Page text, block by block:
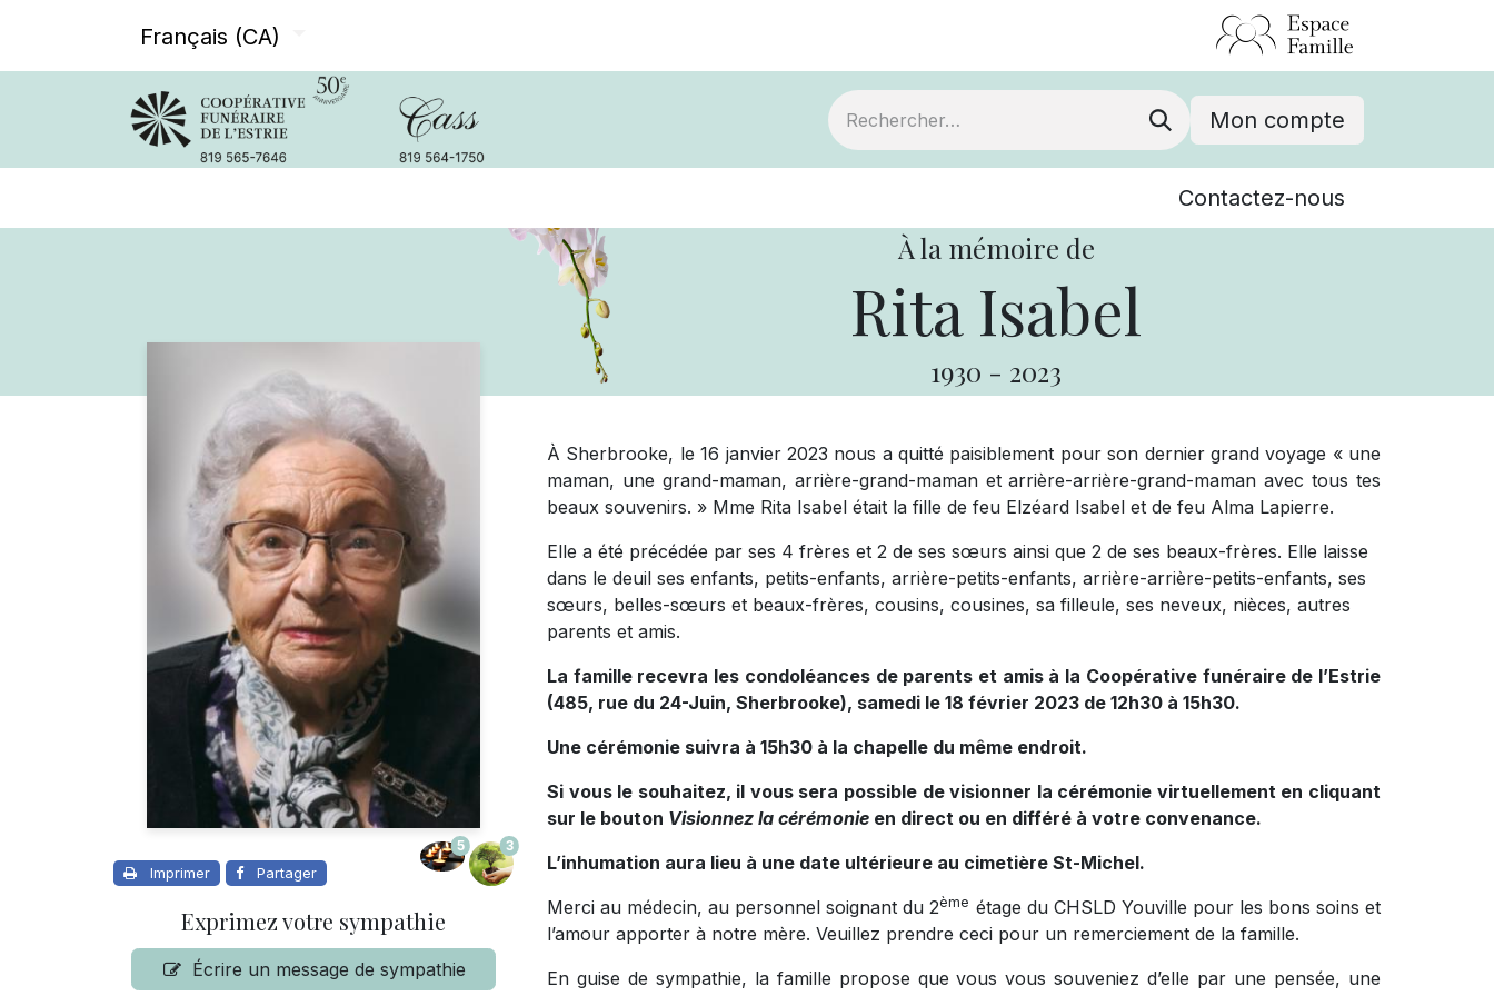
Français (CA)
Mon compte
Événements
Contactez-nous
À la mémoire de
Rita Isabel
1930 - 2023
Imprimer Partager
5 3
Exprimez votre sympathie
Écrire un message de sympathie
À Sherbrooke, le 16 janvier 2023 nous a quitté paisiblement pour son dernier grand voyage « une
maman, une grand-maman, arrière-grand-maman et arrière-arrière-grand-maman avec tous tes
beaux souvenirs. » Mme Rita Isabel était la fille de feu Elzéard Isabel et de feu Alma Lapierre.
Elle a été précédée par ses 4 frères et 2 de ses sœurs ainsi que 2 de ses beaux-frères. Elle laisse
dans le deuil ses enfants, petits-enfants, arrière-petits-enfants, arrière-arrière-petits-enfants, ses
sœurs, belles-sœurs et beaux-frères, cousins, cousines, sa filleule, ses neveux, nièces, autres
parents et amis.
La famille recevra les condoléances de parents et amis à la Coopérative funéraire de l’Estrie
(485, rue du 24-Juin, Sherbrooke), samedi le 18 février 2023 de 12h30 à 15h30.
Une cérémonie suivra à 15h30 à la chapelle du même endroit.
Si vous le souhaitez, il vous sera possible de visionner la cérémonie virtuellement en cliquant
sur le bouton Visionnez la cérémonie en direct ou en différé à votre convenance.
L’inhumation aura lieu à une date ultérieure au cimetière St-Michel.
Merci au médecin, au personnel soignant du 2ème étage du CHSLD Youville pour les bons soins et
l’amour apporter à notre mère. Veuillez prendre ceci pour un remerciement de la famille.
En guise de sympathie, la famille propose que vous vous souveniez d’elle par une pensée, une